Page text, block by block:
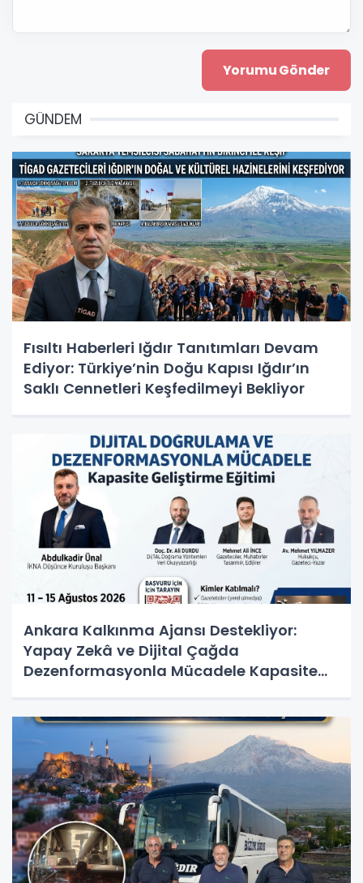
GÜNDEM
Fısıltı Haberleri Iğdır Tanıtımları Devam
Ediyor: Türkiye’nin Doğu Kapısı Iğdır’ın
Saklı Cennetleri Keşfedilmeyi Bekliyor
Ankara Kalkınma Ajansı Destekliyor:
Yapay Zekâ ve Dijital Çağda
Dezenformasyonla Mücadele Kapasite